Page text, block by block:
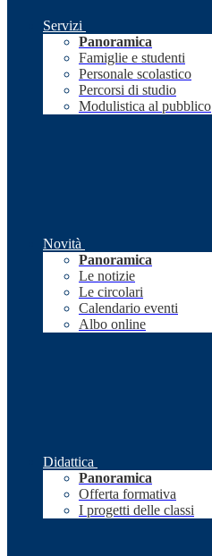
Servizi
Panoramica
Famiglie e studenti
Personale scolastico
Percorsi di studio
Modulistica al pubblico
Novità
Panoramica
Le notizie
Le circolari
Calendario eventi
Albo online
Didattica
Panoramica
Offerta formativa
I progetti delle classi